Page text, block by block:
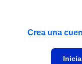
Crea una